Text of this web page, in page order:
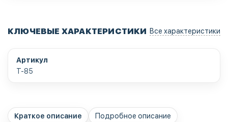
КЛЮЧЕВЫЕ ХАРАКТЕРИСТИКИ Все характеристики
Артикул
T-85
Краткое описание Подробное описание